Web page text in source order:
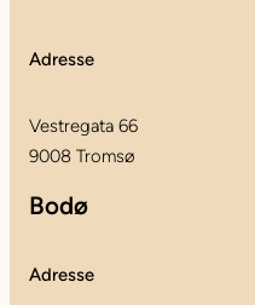
Adresse
Vestregata 66
9008 Tromsø
Bodø
Adresse